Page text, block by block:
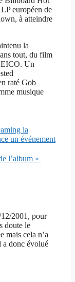
européen de
à atteindre
la
tout, du film
Un
raté Gob
musique
la
un événement
l’album «
12/2001, pour
doute le
mais cela n’a
a donc évolué